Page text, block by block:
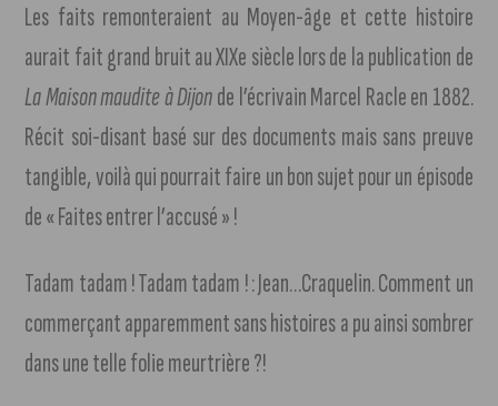
Les faits remonteraient au Moyen-âge et cette histoire
aurait fait grand bruit au XIXe siècle lors de la publication de
La Maison maudite à Dijonde l’écrivain Marcel Racle en 1882.
Récit soi-disant basé sur des documents mais sans preuve
tangible, voilà qui pourrait faire un bon sujet pour un épisode
de « Faites entrer l’accusé » !
Tadam tadam ! Tadam tadam ! : Jean…Craquelin. Comment un
commerçant apparemment sans histoires a pu ainsi sombrer
dans une telle folie meurtrière ?!